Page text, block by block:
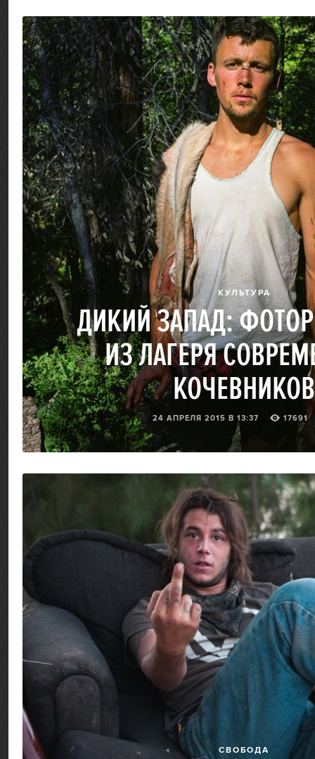
КУЛЬТУРА
ДИКИЙ ЗАПАД:
ИЗ ЛАГЕРЯ
КОЧЕВНИКОВ
24 АПРЕЛЯ 2015 В 13:37 17691
СВОБОДА